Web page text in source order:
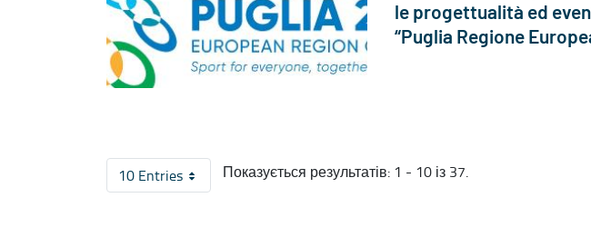
le progettualità ed
“Puglia Regione
10 EntriesНа сторінку
Показується результатів: 1 - 10 із 37.